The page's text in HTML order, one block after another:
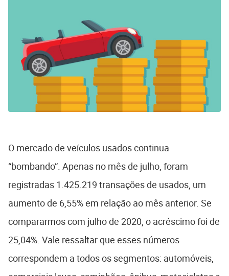
O mercado de veículos usados continua
“bombando”. Apenas no mês de julho, foram
registradas 1.425.219 transações de usados, um
aumento de 6,55% em relação ao mês anterior. Se
compararmos com julho de 2020, o acréscimo foi de
25,04%. Vale ressaltar que esses números
correspondem a todos os segmentos: automóveis,